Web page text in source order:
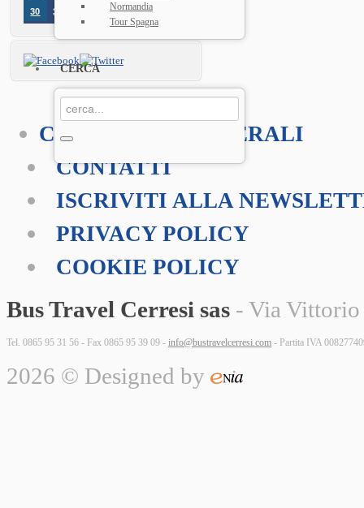
Normandia
Tour Spagna
CERCA
30
31
CONDIZIONI GENERALI
CONTATTI
ISCRIVITI ALLA
PRIVACY POLICY
COOKIE POLICY
Bus Travel Cerresi sas - Via Vittorio
Tel. 0865 95 31 56 - Fax 0865 95 39 09 - info@bustravelcerresi.com - Partita IVA
2026 © Designed by